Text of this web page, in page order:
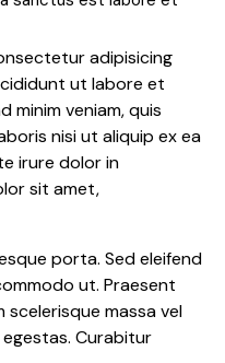
adipisicing
ut labore et
minim veniam, quis
nisi ut aliquip ex ea
irure dolor in
sit amet,
porta. Sed eleifend
ut. Praesent
scelerisque massa vel
Curabitur